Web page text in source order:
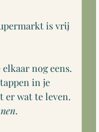
is vrij
nog eens.
in je
er wat te leven.
.